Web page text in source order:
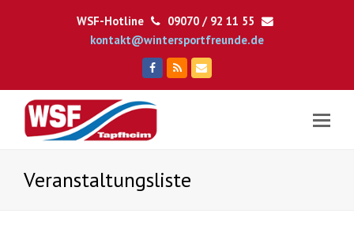
WSF-Hotline
09070 / 92 11 55
kontakt@wintersportfreunde.de
Facebook
RSS E-
Mail
Veranstaltungsliste